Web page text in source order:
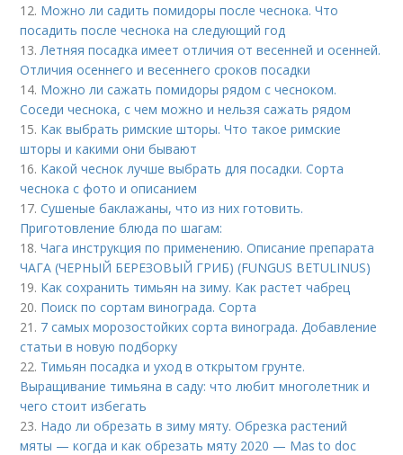
12. Можно ли садить помидоры после чеснока. Что
посадить после чеснока на следующий год
13.Летняя посадка имеет отличия от весенней и осенней.
Отличия осеннего и весеннего сроков посадки
14. Можно ли сажать помидоры рядом с чесноком.
Соседи чеснока, с чем можно и нельзя сажать рядом
15. Как выбрать римские шторы. Что такое римские
шторы и какими они бывают
16. Какой чеснок лучше выбрать для посадки. Сорта
чеснока с фото и описанием
17.Сушеные баклажаны, что из них готовить.
Приготовление блюда по шагам:
18.Чага инструкция по применению. Описание препарата
ЧАГА (ЧЕРНЫЙ БЕРЕЗОВЫЙ ГРИБ) (FUNGUS BETULINUS)
19. Как сохранить тимьян на зиму. Как растет чабрец
20. Поиск по сортам винограда. Сорта
21. 7 самых морозостойких сорта винограда. Добавление
статьи в новую подборку
22. Тимьян посадка и уход в открытом грунте.
Выращивание тимьяна в саду: что любит многолетник и
чего стоит избегать
23. Надо ли обрезать в зиму мяту. Обрезка растений
мяты — когда и как обрезать мяту 2020 — Mas to doc